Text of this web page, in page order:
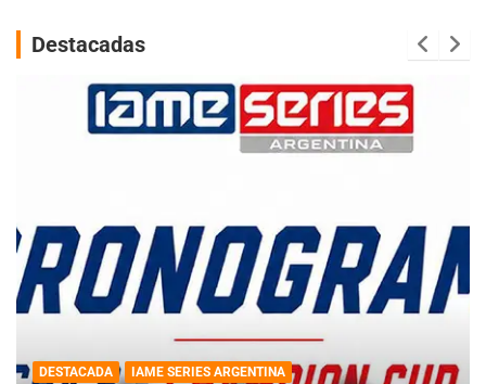
Destacadas
DESTACADA IAME SERIES ARGENTINA